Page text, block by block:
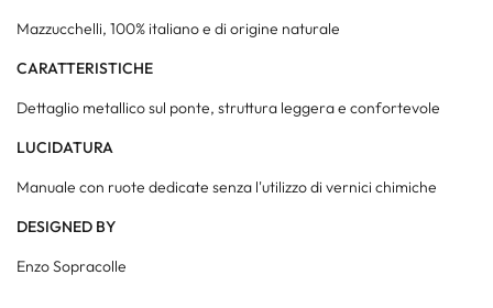
Mazzucchelli, 100% italiano e di origine naturale
CARATTERISTICHE
Dettaglio metallico sul ponte, struttura leggera e confortevole
LUCIDATURA
Manuale con ruote dedicate senza l'utilizzo di vernici chimiche
DESIGNED BY
Enzo Sopracolle